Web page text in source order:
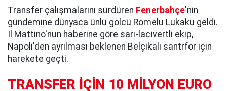
Transfer çalışmalarını sürdüren Fenerbahçe'nin
gündemine dünyaca ünlü golcü Romelu Lukaku geldi.
Il Mattino'nun haberine göre sarı-lacivertli ekip,
Napoli'den ayrılması beklenen Belçikalı santrfor için
harekete geçti.
TRANSFER İÇİN 10 MİLYON EURO